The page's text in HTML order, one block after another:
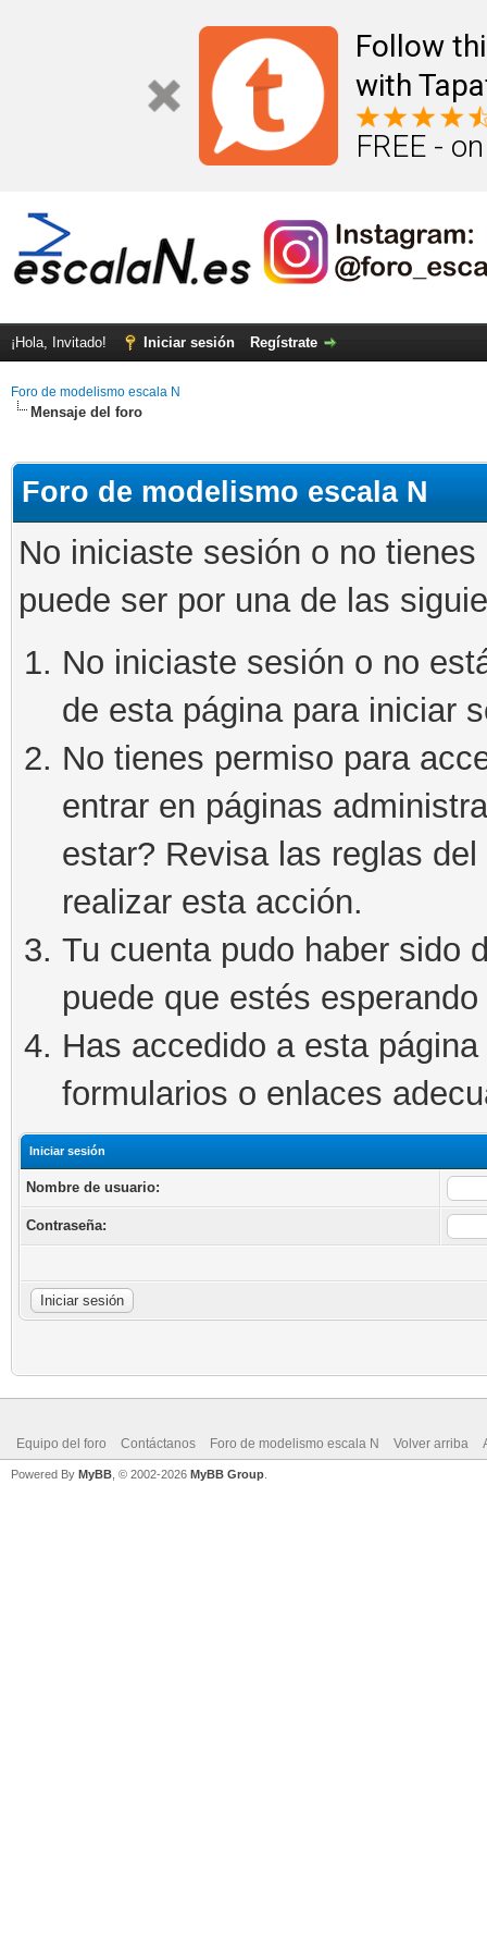
Follow
with
FREE -
¡Hola, Invitado! Iniciar sesión Regístrate
Foro de modelismo escala N
Mensaje del foro
Foro de modelismo escala N
No iniciaste sesión o no
puede ser por una de las
No iniciaste sesión o no
de esta página para iniciar
No tienes permiso para
entrar en páginas
estar? Revisa las reglas
realizar esta acción.
Tu cuenta pudo haber sido
puede que estés
Has accedido a esta
formularios o enlaces
Iniciar sesión
Nombre de usuario:
Contraseña:
Equipo del foro Contáctanos Foro de modelismo escala N Volver arriba
Powered By MyBB , © 2002-2026 MyBB Group